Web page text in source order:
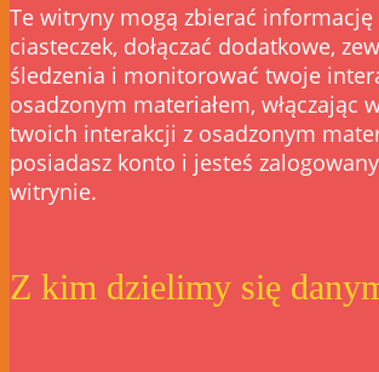
Te witryny mogą zbierać informację
ciasteczek, dołączać dodatkowe,
śledzenia i monitorować twoje
osadzonym materiałem, włączając
twoich interakcji z osadzonym
posiadasz konto i jesteś
witrynie.
Z kim dzielimy się